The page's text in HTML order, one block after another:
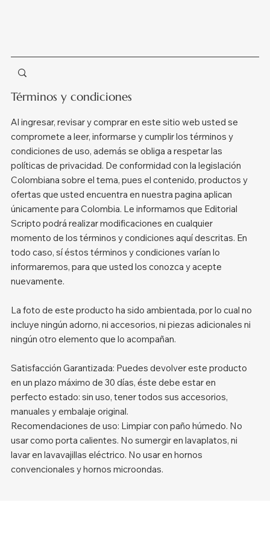
Términos y condiciones
Al ingresar, revisar y comprar en este sitio web usted se
compromete a leer, informarse y cumplir los términos y
condiciones de uso, además se obliga a respetar las
políticas de privacidad. De conformidad con la legislación
Colombiana sobre el tema, pues el contenido, productos y
ofertas que usted encuentra en nuestra pagina aplican
únicamente para Colombia. Le informamos que Editorial
Scripto podrá realizar modificaciones en cualquier
momento de los términos y condiciones aquí descritas. En
todo caso, sí éstos términos y condiciones varían lo
informaremos, para que usted los conozca y acepte
nuevamente.
La foto de este producto ha sido ambientada, por lo cual no
incluye ningún adorno, ni accesorios, ni piezas adicionales ni
ningún otro elemento que lo acompañan.
Satisfacción Garantizada: Puedes devolver este producto
en un plazo máximo de 30 días, éste debe estar en
perfecto estado: sin uso, tener todos sus accesorios,
manuales y embalaje original.
Recomendaciones de uso: Limpiar con paño húmedo. No
usar como porta calientes. No sumergir en lavaplatos, ni
lavar en lavavajillas eléctrico. No usar en hornos
convencionales y hornos microondas.